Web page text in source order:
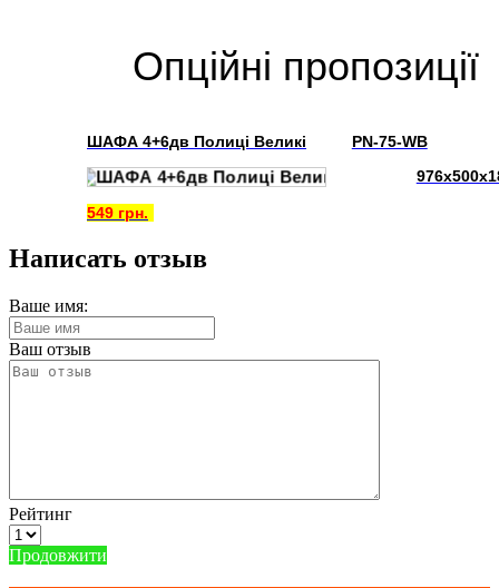
Опційні пропозиції
ШАФА 4+6дв Полиці Великі
PN-75-WB
549 грн.
Написать отзыв
Ваше имя:
Ваш отзыв
Рейтинг
Продовжити